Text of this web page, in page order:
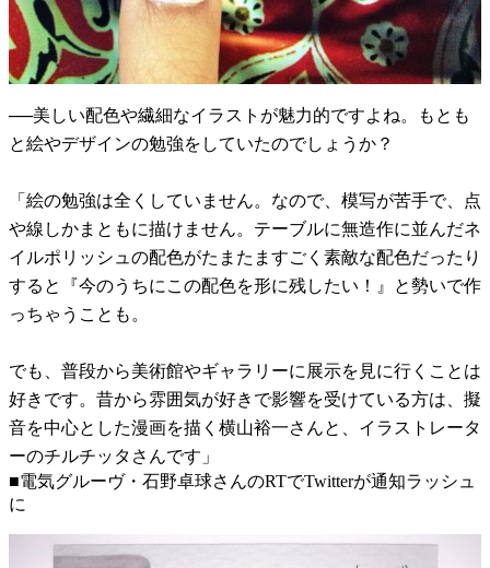
──美しい配色や繊細なイラストが魅力的ですよね。もとも
と絵やデザインの勉強をしていたのでしょうか？
「絵の勉強は全くしていません。なので、模写が苦手で、点
や線しかまともに描けません。テーブルに無造作に並んだネ
イルポリッシュの配色がたまたますごく素敵な配色だったり
すると『今のうちにこの配色を形に残したい！』と勢いで作
っちゃうことも。
でも、普段から美術館やギャラリーに展示を見に行くことは
好きです。昔から雰囲気が好きで影響を受けている方は、擬
音を中心とした漫画を描く横山裕一さんと、イラストレータ
ーのチルチッタさんです」
■電気グルーヴ・石野卓球さんのRTでTwitterが通知ラッシュ
に